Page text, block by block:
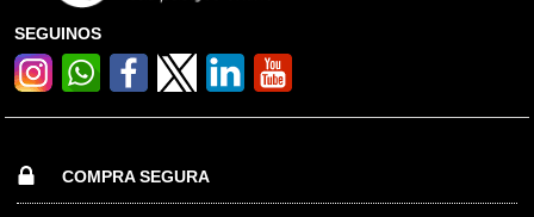
SEGUINOS
COMPRA SEGURA